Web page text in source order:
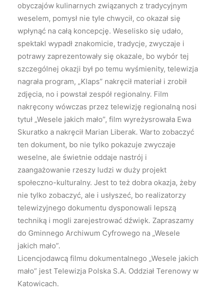
obyczajów kulinarnych związanych z tradycyjnym
weselem, pomysł nie tyle chwycił, co okazał się
wpłynąć na całą koncepcję. Weselisko się udało,
spektakl wypadł znakomicie, tradycje, zwyczaje i
potrawy zaprezentowały się okazale, bo wybór tej
szczególnej okazji był po temu wyśmienity, telewizja
nagrała program, „Klaps” nakręcił materiał i zrobił
zdjęcia, no i powstał zespół regionalny. Film
nakręcony wówczas przez telewizję regionalną nosi
tytuł „Wesele jakich mało”, film wyreżysrowała Ewa
Skuratko a nakręcił Marian Liberak. Warto zobaczyć
ten dokument, bo nie tylko pokazuje zwyczaje
weselne, ale świetnie oddaje nastrój i
zaangażowanie rzeszy ludzi w duży projekt
społeczno-kulturalny. Jest to też dobra okazja, żeby
nie tylko zobaczyć, ale i usłyszeć, bo realizatorzy
telewizyjnego dokumentu dysponowali lepszą
techniką i mogli zarejestrować dźwięk. Zapraszamy
do Gminnego Archiwum Cyfrowego na „Wesele
jakich mało”.
Licencjodawcą filmu dokumentalnego „Wesele jakich
mało” jest Telewizja Polska S.A. Oddział Terenowy w
Katowicach.